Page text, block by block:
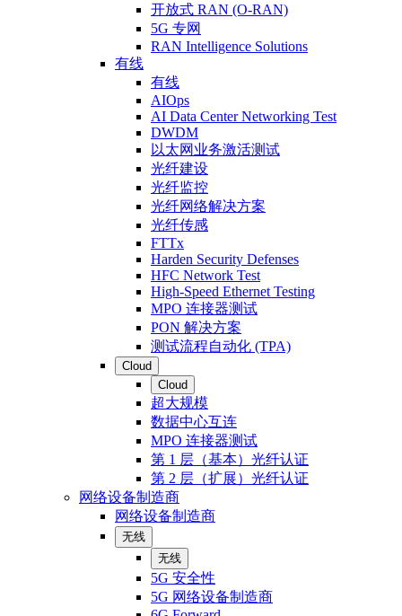
开放式 RAN (O-RAN)
5G 专网
RAN Intelligence Solutions
有线
有线
AIOps
AI Data Center Networking Test
DWDM
以太网业务激活测试
光纤建设
光纤监控
光纤网络解决方案
光纤传感
FTTx
Harden Security Defenses
HFC Network Test
High-Speed Ethernet Testing
MPO 连接器测试
PON 解决方案
测试流程自动化 (TPA)
Cloud
Cloud
超大规模
数据中心互连
MPO 连接器测试
第 1 层（基本）光纤认证
第 2 层（扩展）光纤认证
网络设备制造商
网络设备制造商
无线
无线
5G 安全性
5G 网络设备制造商